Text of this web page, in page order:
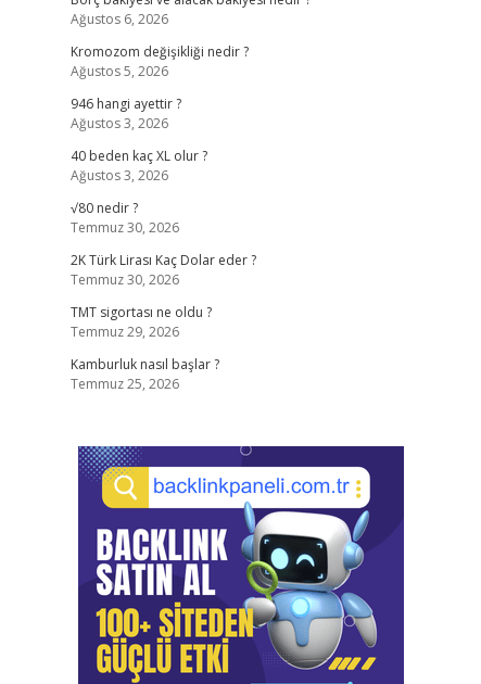
Ağustos 6, 2026
Kromozom değişikliği nedir ?
Ağustos 5, 2026
946 hangi ayettir ?
Ağustos 3, 2026
40 beden kaç XL olur ?
Ağustos 3, 2026
√80 nedir ?
Temmuz 30, 2026
2K Türk Lirası Kaç Dolar eder ?
Temmuz 30, 2026
TMT sigortası ne oldu ?
Temmuz 29, 2026
Kamburluk nasıl başlar ?
Temmuz 25, 2026